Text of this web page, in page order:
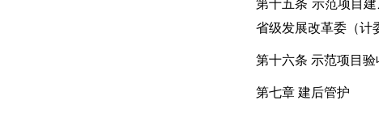
第十五条 示范项目
省级发展改革委（计
第十六条 示范项目
第七章 建后管护